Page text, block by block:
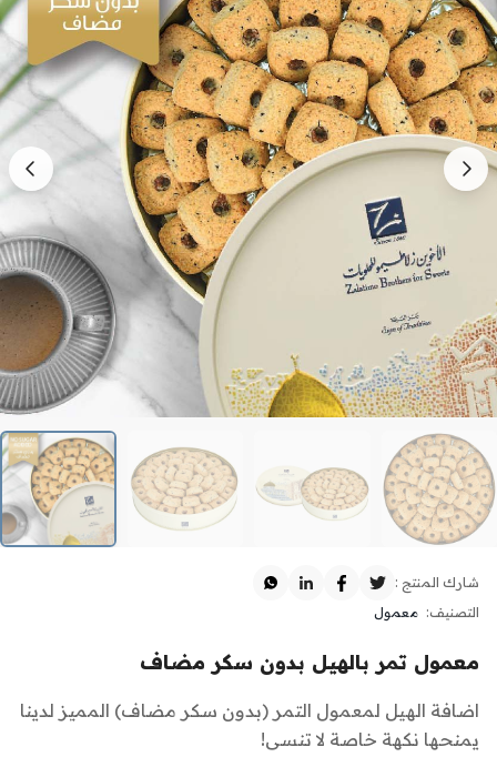
التصنيف: معمول
شارك المنتج :
معمول تمر بالهيل بدون سكر مضاف
اضافة الهيل لمعمول التمر (بدون سكر مضاف) المميز لدينا
يمنحها نكهة خاصة لا تنسى!